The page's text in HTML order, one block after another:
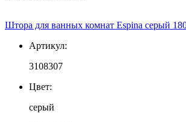
Штора для ванных комнат Espina серый
Артикул:
3108307
Цвет:
серый